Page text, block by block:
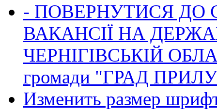
- ПОВЕРНУТИСЯ ДО
ВАКАНСІЇ НА
ЧЕРНІГІВСЬКІЙ
громади "ГРАД
Изменить размер